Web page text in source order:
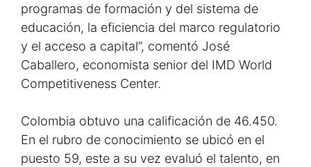
programas de formación y del sistema de
educación, la eficiencia del marco regulatorio
y el acceso a capital”, comentó José
Caballero, economista senior del IMD World
Competitiveness Center.
Colombia obtuvo una calificación de 46.450.
En el rubro de conocimiento se ubicó en el
puesto 59, este a su vez evaluó el talento, en